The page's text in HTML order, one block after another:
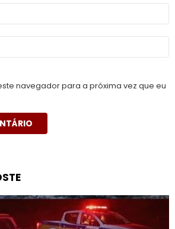
navegador para a próxima vez que eu